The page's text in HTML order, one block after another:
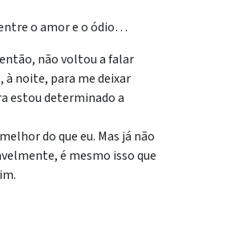
o amor e o ódio…
não voltou a falar
à noite, para me deixar
estou determinado a
do que eu. Mas já não
é mesmo isso que